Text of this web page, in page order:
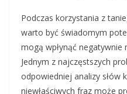
Podczas korzystania z
warto być świadomym
mogą wpłynąć negatywnie
Jednym z najczęstszych
odpowiedniej analizy słów
niewłaściwych fraz może